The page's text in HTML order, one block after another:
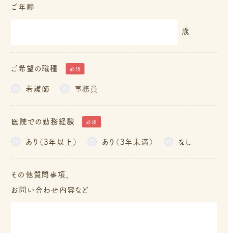
年
択
し
て
い
日
を
選
択
て
だ
い
日
を
選
択
て
だ
い
ご年齢
歳
ご希望の職種 必須
看護師 事務員
医院での勤務経験 必須
あり（3年以上） あり（3年未満） なし
その他質問事項、
お問い合わせ内容など